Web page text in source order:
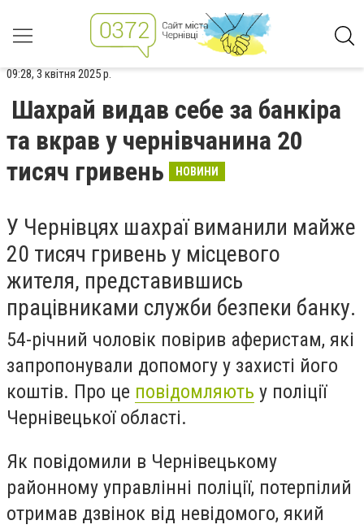
09:28, 3 квітня 2025 р.
Шахрай видав себе за банкіра
та вкрав у чернівчанина 20
тисяч гривень
НОВИНИ
У Чернівцях шахраї виманили майже
20 тисяч гривень у місцевого
жителя, представившись
працівниками служби безпеки банку.
54-річний чоловік повірив аферистам, які
запропонували допомогу у захисті його
коштів. Про це повідомляють у поліції
Чернівецької області.
Як повідомили в Чернівецькому
районному управлінні поліції, потерпілий
отримав дзвінок від невідомого, який